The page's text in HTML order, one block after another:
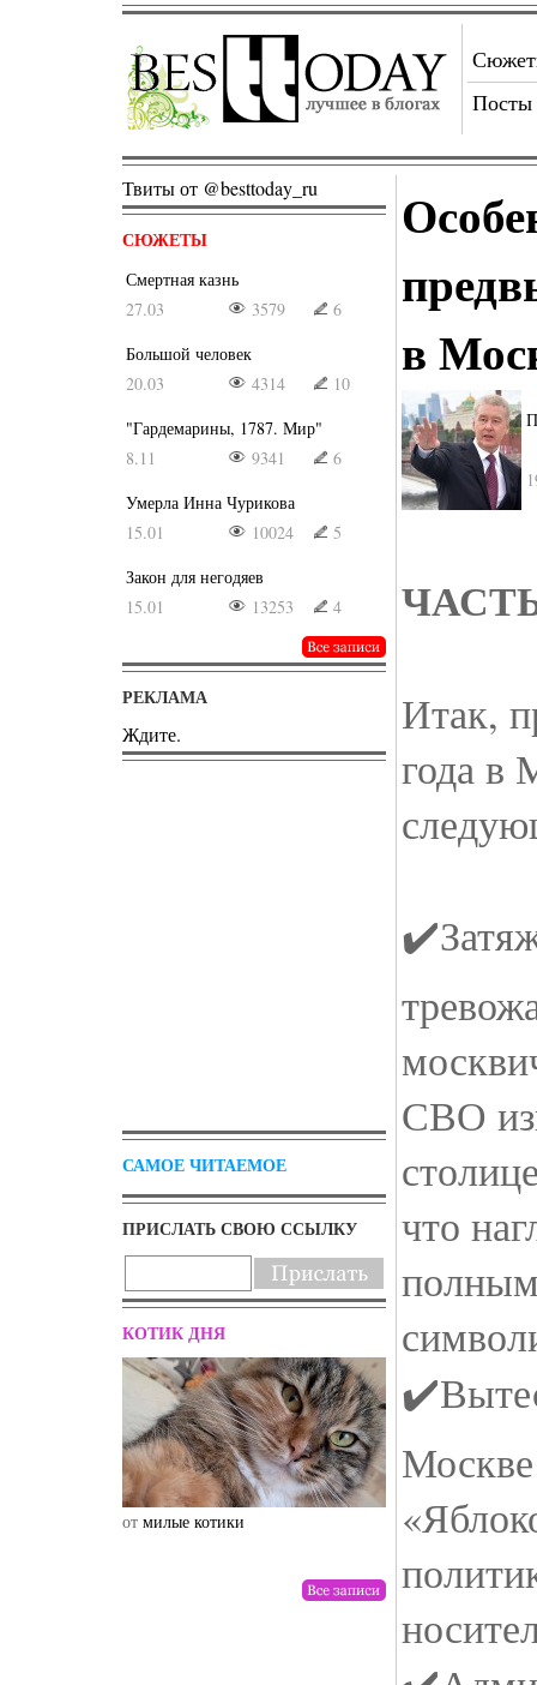
Посты
Твиты от @besttoday_ru
СЮЖЕТЫ
Смертная казнь
27.03
3579
6
Большой человек
20.03
4314
10
"Гардемарины, 1787. Мир"
8.11
9341
6
Умерла Инна Чурикова
15.01
10024
5
Закон для негодяев
15.01
13253 4
РЕКЛАМА
Ждите.
САМОЕ ЧИТАЕМОЕ
ПРИСЛАТЬ СВОЮ ССЫЛКУ
КОТИК ДНЯ
от милые котики от drunktwi
в
Итак,
года в
СВО
что